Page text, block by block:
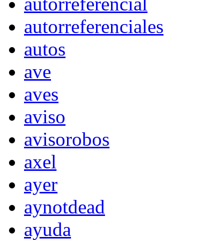
autorreferenciales
autos
ave
aves
aviso
avisorobos
axel
ayer
aynotdead
ayuda